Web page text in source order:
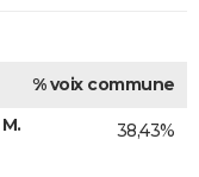
% voix commune
38,43%